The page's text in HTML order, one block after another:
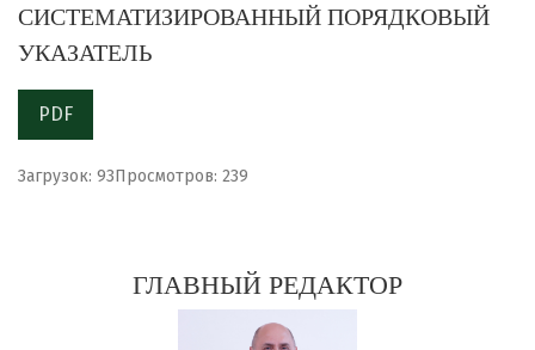
СИСТЕМАТИЗИРОВАННЫЙ ПОРЯДКОВЫЙ
УКАЗАТЕЛЬ
PDF
Загрузок: 93Просмотров: 239
ГЛАВНЫЙ РЕДАКТОР